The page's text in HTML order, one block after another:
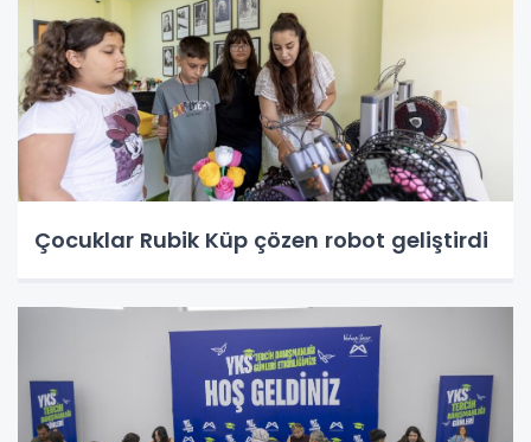
Çocuklar Rubik Küp çözen robot geliştirdi